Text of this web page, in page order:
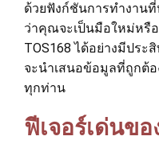
ด้วยฟังก์ชันการทำงาน
ว่าคุณจะเป็นมือใหม่หรื
TOS168 ได้อย่างมีประ
จะนำเสนอข้อมูลที่ถูกต้
ทุกท่าน
ฟีเจอร์เด่นขอ